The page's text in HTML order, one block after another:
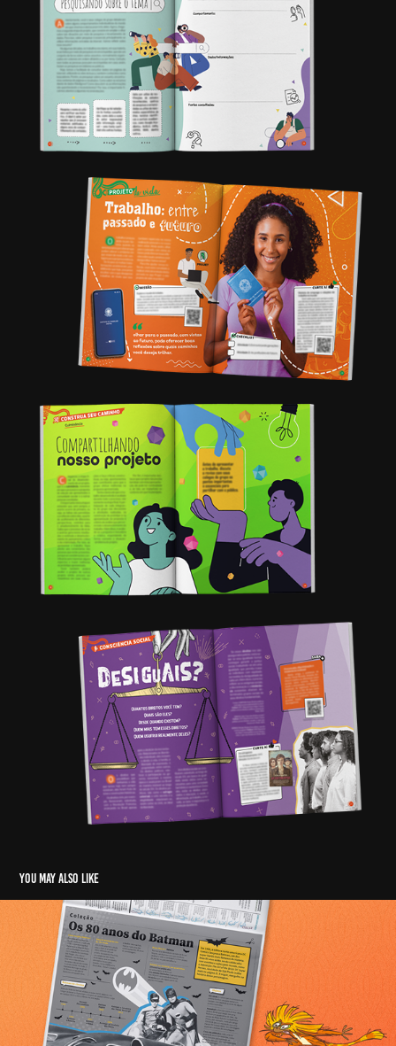
You may also like
Jornal Joca (seção "Coleção")
2020